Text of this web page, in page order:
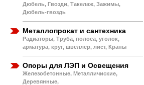
Дюбель, Гвозди, Такелаж, Зажимы,
Дюбель-гвоздь
Металлопрокат и сантехника
Радиаторы, Труба, полоса, уголок,
арматура, круг, швеллер, лист, Краны
Опоры для ЛЭП и Освещения
Железобетонные, Металличиские,
Деревянные,